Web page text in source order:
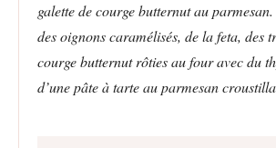
galette de courge butternut au
des oignons caramélisés, de la feta, des
courge butternut rôties au four avec du
d’une pâte à tarte au parmesan